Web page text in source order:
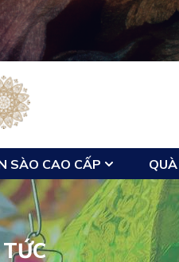
SÀO CAO CẤP